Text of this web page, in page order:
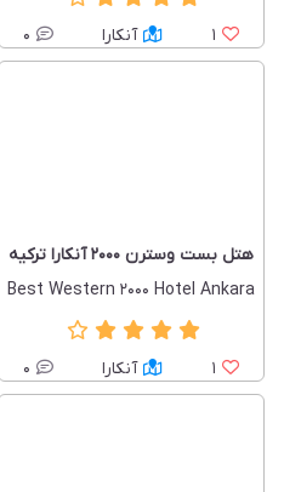
1 آنکارا 0
هتل بست وسترن 2000 آنکارا ترکیه
Best Western 2000 Hotel Ankara
1 آنکارا 0